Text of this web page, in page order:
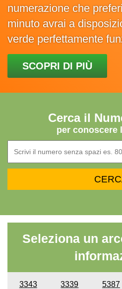
numerazione che
minuto avrai a
verde perfettamente
SCOPRI DI PIÙ
Cerca il
per conoscere
Seleziona un
3343 3339 5387